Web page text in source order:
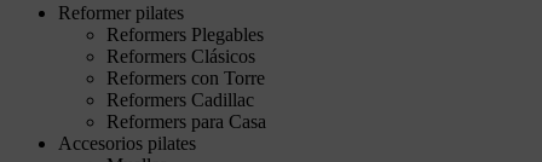
Reformer pilates
Reformers Plegables
Reformers Clásicos
Reformers con Torre
Reformers Cadillac
Reformers para Casa
Accesorios pilates